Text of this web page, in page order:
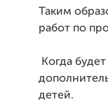
Таким
работ по
Когда
детей.